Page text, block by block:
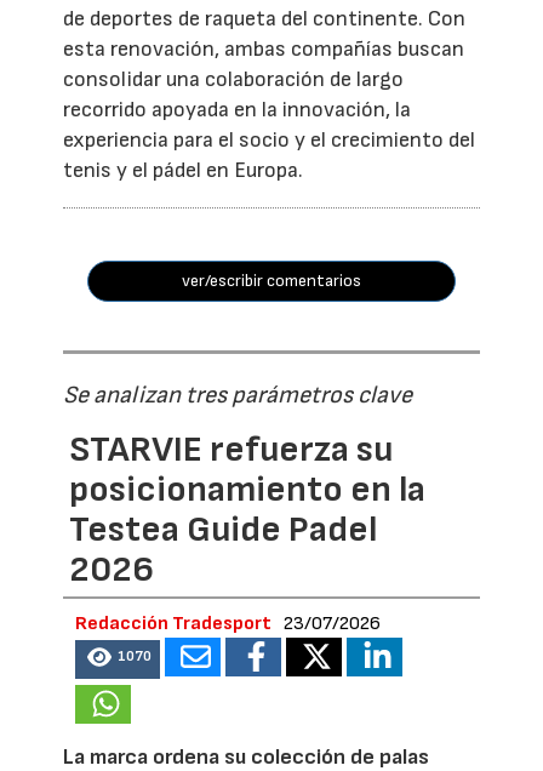
de deportes de raqueta del continente. Con
esta renovación, ambas compañías buscan
consolidar una colaboración de largo
recorrido apoyada en la innovación, la
experiencia para el socio y el crecimiento del
tenis y el pádel en Europa.
ver/escribir comentarios
Se analizan tres parámetros clave
STARVIE refuerza su
posicionamiento en la
Testea Guide Padel
2026
Redacción Tradesport 23/07/2026
1070
La marca ordena su colección de palas